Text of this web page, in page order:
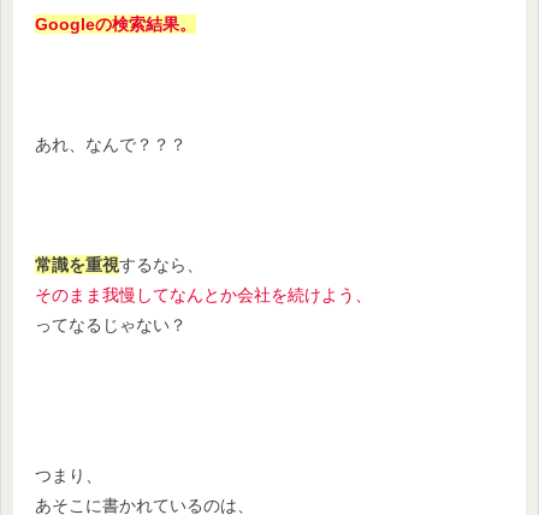
Googleの検索結果。
あれ、なんで？？？
常識を重視するなら、
そのまま我慢してなんとか会社を続けよう、
ってなるじゃない？
つまり、
あそこに書かれているのは、